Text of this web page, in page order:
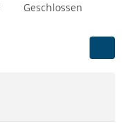
Geschlossen